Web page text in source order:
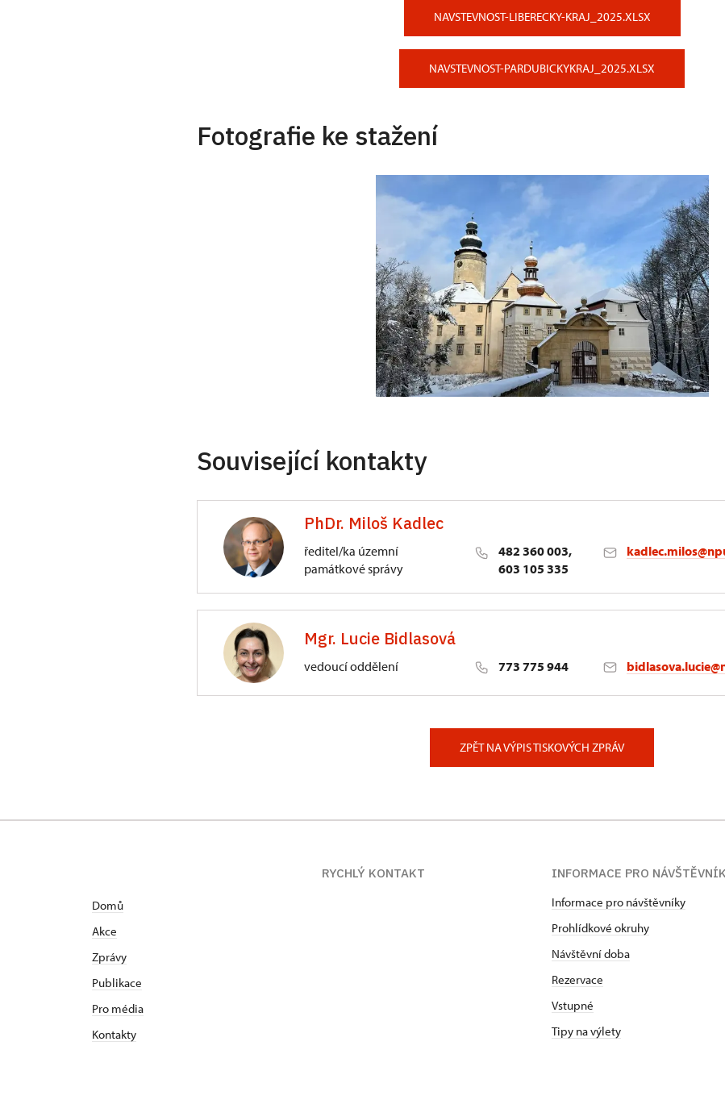
NAVSTEVNOST-LIBERECKY-KRAJ_2025.XLSX
NAVSTEVNOST-PARDUBICKYKRAJ_2025.XLSX
Fotografie ke stažení
Související kontakty
PhDr. Miloš Kadlec
ředitel/ka územní
památkové správy
482 360 003,
603 105 335
3/, Sychrov 3Mgr. Lucie Bidlasová
vedoucí oddělení 773 775 944
ZPĚT NA VÝPIS TISKOVÝCH ZPRÁV
Domů
Akce
Zprávy
Publikace
Pro média
Kontakty
RYCHLÝ KONTAKT
INFORMACE PRO
Informace pro návštěvníky
Prohlídkové okruhy
Návštěvní doba
Rezervace
Vstupné
Tipy na výlety